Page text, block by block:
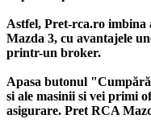
Astfel, Pret-rca.ro imbina
Mazda 3, cu avantajele
printr-un broker.
Apasa butonul
si ale masinii si vei primi
asigurare. Pret RCA